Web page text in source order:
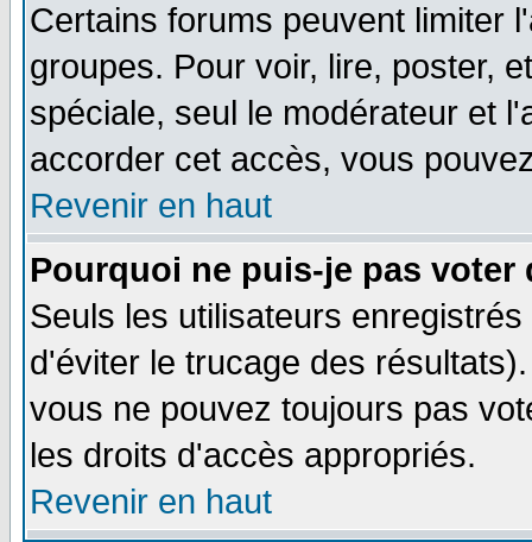
Certains forums peuvent limiter
groupes. Pour voir, lire, poster,
spéciale, seul le modérateur et
accorder cet accès, vous
Revenir en haut
Pourquoi ne puis-je pas voter
Seuls les utilisateurs
d'éviter le trucage des
vous ne pouvez toujours pas
les droits d'accès appropriés.
Revenir en haut